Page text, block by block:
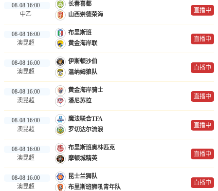
08-08 16:00
中乙
长春喜都
山西崇德荣海
直播中
08-08 16:00
澳昆超
布里斯班
黄金海岸联
直播中
08-08 16:00
澳昆超
伊斯顿沙伯
温纳姆狼队
直播中
08-08 16:00
澳昆超
黄金海岸骑士
潘尼苏拉
直播中
08-08 16:00
澳昆超
魔法联合TFA
罗切达尔流浪
直播中
08-08 16:00
澳昆超
布里斯班奥林匹克
摩顿城精英
直播中
08-08 16:00
澳昆超
昆士兰狮队
布里斯班狮吼青年队
直播中